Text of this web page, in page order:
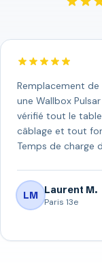
Remplacement de
une Wallbox Pulsar
vérifié tout le
câblage et tout
Temps de charge
LM Laurent M.
Paris 13e